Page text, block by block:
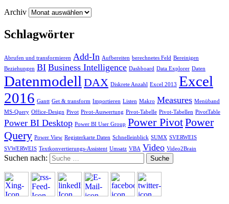
Archiv
Schlagwörter
Abrufen und transformieren Add-In Aufbereiten berechnetes Feld Bereinigen
Beziehungen BI Business Intelligence Dashboard Data Explorer Daten
Datenmodell DAX Diskrete Anzahl Excel 2013 Excel
2016 Gantt Get & transform Importieren Listen Makro Measures Menüband
MS-Query Office-Design Pivot Pivot-Auswertung Pivot-Tabelle Pivot-Tabellen PivotTable
Power BI Desktop Power BI User Group Power PivotPower
Query Power View Registerkarte Daten Schnelleinblick SUMX SVERWEIS
SVWERWEIS Textkonvertierungs-Assistent Umsatz VBA Video Video2Brain
Suchen nach: